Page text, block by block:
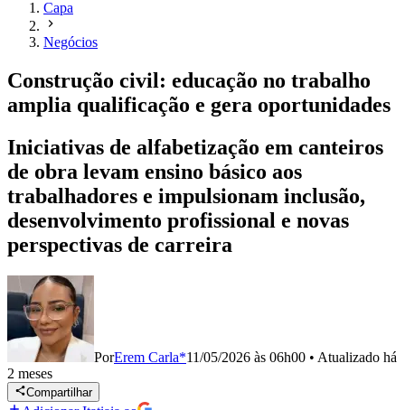
Capa
Negócios
Construção civil: educação no trabalho
amplia qualificação e gera oportunidades
Iniciativas de alfabetização em canteiros
de obra levam ensino básico aos
trabalhadores e impulsionam inclusão,
desenvolvimento profissional e novas
perspectivas de carreira
PorErem Carla*11/05/2026 às 06h00 • Atualizado há
2 meses
Compartilhar